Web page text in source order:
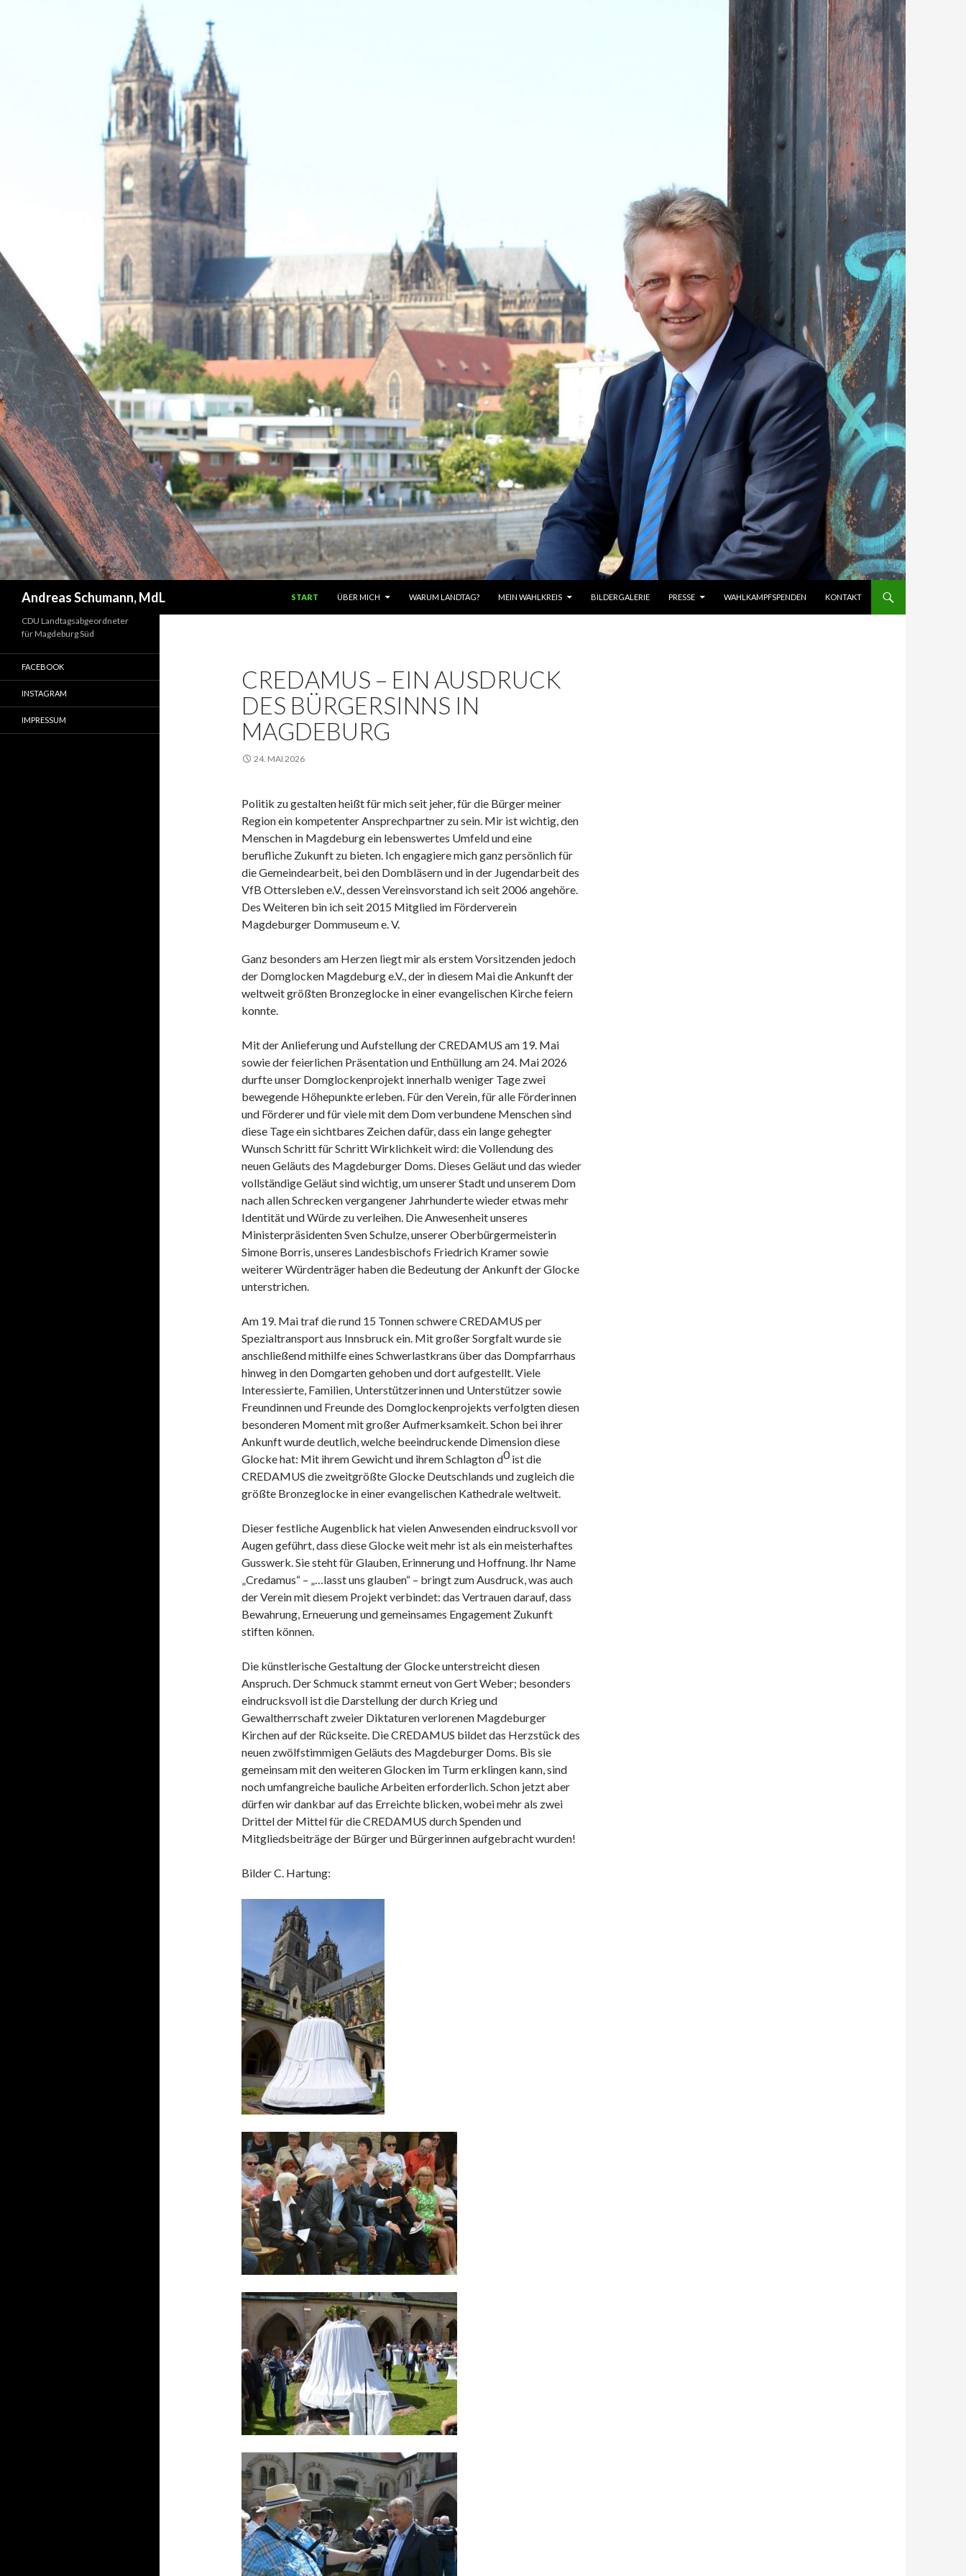
Andreas Schumann, MdL
START
ÜBER MICH WARUM LANDTAG? MEIN WAHLKREIS BILDERGALERIE PRESSE WAHLKAMPFSPENDEN KONTAKT
CREDAMUS – EIN AUSDRUCK
DES BÜRGERSINNS IN
MAGDEBURG
24. MAI 2026
Politik zu gestalten heißt für mich seit jeher, für die Bürger meiner
Region ein kompetenter Ansprechpartner zu sein. Mir ist wichtig, den
Menschen in Magdeburg ein lebenswertes Umfeld und eine
berufliche Zukunft zu bieten. Ich engagiere mich ganz persönlich für
die Gemeindearbeit, bei den Dombläsern und in der Jugendarbeit des
VfB Ottersleben e.V., dessen Vereinsvorstand ich seit 2006 angehöre.
Des Weiteren bin ich seit 2015 Mitglied im Förderverein
Magdeburger Dommuseum e. V.
Ganz besonders am Herzen liegt mir als erstem Vorsitzenden jedoch
der Domglocken Magdeburg e.V., der in diesem Mai die Ankunft der
weltweit größten Bronzeglocke in einer evangelischen Kirche feiern
konnte.
Mit der Anlieferung und Aufstellung der CREDAMUS am 19. Mai
sowie der feierlichen Präsentation und Enthüllung am 24. Mai 2026
durfte unser Domglockenprojekt innerhalb weniger Tage zwei
bewegende Höhepunkte erleben. Für den Verein, für alle Förderinnen
und Förderer und für viele mit dem Dom verbundene Menschen sind
diese Tage ein sichtbares Zeichen dafür, dass ein lange gehegter
Wunsch Schritt für Schritt Wirklichkeit wird: die Vollendung des
neuen Geläuts des Magdeburger Doms. Dieses Geläut und das wieder
vollständige Geläut sind wichtig, um unserer Stadt und unserem Dom
nach allen Schrecken vergangener Jahrhunderte wieder etwas mehr
Identität und Würde zu verleihen. Die Anwesenheit unseres
Ministerpräsidenten Sven Schulze, unserer Oberbürgermeisterin
Simone Borris, unseres Landesbischofs Friedrich Kramer sowie
weiterer Würdenträger haben die Bedeutung der Ankunft der Glocke
unterstrichen.
Am 19. Mai traf die rund 15 Tonnen schwere CREDAMUS per
Spezialtransport aus Innsbruck ein. Mit großer Sorgfalt wurde sie
anschließend mithilfe eines Schwerlastkrans über das Dompfarrhaus
hinweg in den Domgarten gehoben und dort aufgestellt. Viele
Interessierte, Familien, Unterstützerinnen und Unterstützer sowie
Freundinnen und Freunde des Domglockenprojekts verfolgten diesen
besonderen Moment mit großer Aufmerksamkeit. Schon bei ihrer
Ankunft wurde deutlich, welche beeindruckende Dimension diese
Glocke hat: Mit ihrem Gewicht und ihrem Schlagton d0ist die
CREDAMUS die zweitgrößte Glocke Deutschlands und zugleich die
größte Bronzeglocke in einer evangelischen Kathedrale weltweit.
Dieser festliche Augenblick hat vielen Anwesenden eindrucksvoll vor
Augen geführt, dass diese Glocke weit mehr ist als ein meisterhaftes
Gusswerk. Sie steht für Glauben, Erinnerung und Hoffnung. Ihr Name
„Credamus“ – „…lasst uns glauben“ – bringt zum Ausdruck, was auch
der Verein mit diesem Projekt verbindet: das Vertrauen darauf, dass
Bewahrung, Erneuerung und gemeinsames Engagement Zukunft
stiften können.
Die künstlerische Gestaltung der Glocke unterstreicht diesen
Anspruch. Der Schmuck stammt erneut von Gert Weber; besonders
eindrucksvoll ist die Darstellung der durch Krieg und
Gewaltherrschaft zweier Diktaturen verlorenen Magdeburger
Kirchen auf der Rückseite. Die CREDAMUS bildet das Herzstück des
neuen zwölfstimmigen Geläuts des Magdeburger Doms. Bis sie
gemeinsam mit den weiteren Glocken im Turm erklingen kann, sind
noch umfangreiche bauliche Arbeiten erforderlich. Schon jetzt aber
dürfen wir dankbar auf das Erreichte blicken, wobei mehr als zwei
Drittel der Mittel für die CREDAMUS durch Spenden und
Mitgliedsbeiträge der Bürger und Bürgerinnen aufgebracht wurden!
Bilder C. Hartung:
CDU Landtagsabgeordneter
für Magdeburg Süd
FACEBOOK
INSTAGRAM
IMPRESSUM